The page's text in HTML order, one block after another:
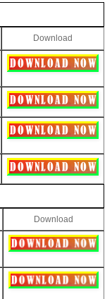
Download
Download